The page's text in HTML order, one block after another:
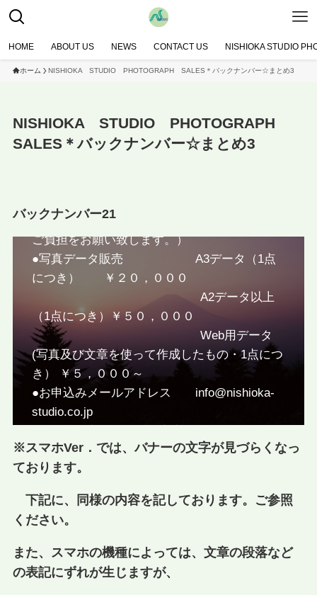
HOME ABOUT US NEWS CONTACT US NISHIOKA STUDIO
ホーム NISHIOKA STUDIO PHOTOGRAPH SALES＊バックナンバー☆まとめ3
NISHIOKA STUDIO PHOTOGRAPH
SALES＊バックナンバー☆まとめ3
バックナンバー21
写真販売サイト
有限会社 西岡スタジオが所有する写真の販売
サイトです。
及び郵送にて販売いたします（お申し込みを頂
いたメールあてに、指定口座番号等詳細をこち
き） ￥１５，０００ （送料は別途
ご負担をお願い致します。）
●写真データ販売 A3データ（1点
につき） ￥２０，０００
A2データ以上
（1点につき）￥５０，０００
Web用データ
(写真及び文章を使って作成したもの・1点につ
き） ￥５，０００～
●お申込みメールアドレス info@nishioka-
studio.co.jp
おります。
《西岡 修プロフィール》
1970年日本写真家協会入会。
公益社団法人 日本写真家協会会員。
山北観光写真コンクール審査委員長。
松田町写真コンクール審査委員長。
※スマホVer．では、バナーの文字が見づらくなっ
ております。
下記に、同様の内容を記しております。ご参照
ください。
また、スマホの機種によっては、文章の段落など
の表記にずれが生じますが、